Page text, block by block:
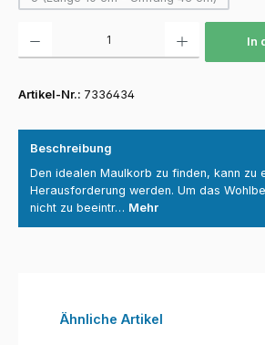
(Diese Option ist zurzeit
In
Artikel-Nr.: 7336434
Beschreibung
Den idealen Maulkorb zu finden, kann zu
Herausforderung werden. Um das
nicht zu beeintr… Mehr
Produktgalerie überspringen
Ähnliche Artikel